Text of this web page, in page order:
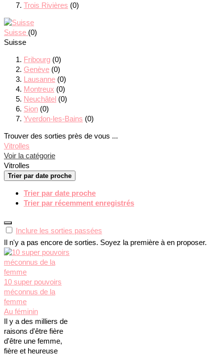
Trois Rivières (0)
Suisse (0)
Suisse
Fribourg (0)
Genève (0)
Lausanne (0)
Montreux (0)
Neuchâtel (0)
Sion (0)
Yverdon-les-Bains (0)
Trouver des sorties près de vous ...
Vitrolles
Voir la catégorie
Vitrolles
Trier par date proche
Trier par date proche
Trier par récemment enregistrés
Inclure les sorties passées
Il n'y a pas encore de sorties. Soyez la première à en proposer.
10 super pouvoirs
méconnus de la
femme
Au féminin
Il y a des milliers de
raisons d'être fière
d'être une femme,
fière et heureuse